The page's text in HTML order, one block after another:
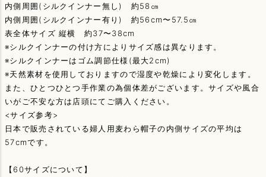
内側周囲(シルクインナー無し) 約58㎝
内側周囲(シルクインナー有り) 約56cm〜57.5㎝
表全体サイズ 縦横 約37〜38cm
※シルクインナーの付け方によりサイズ感は異なります。
※シルクインナーはゴム調節仕様(最大2cm)
※天然素材を使用しておりますので湿度や乾燥により変化します。
また、ひとつひとつ手作業の為個体差がございます。サイズや風合
いがご不安な方は店頭にてご購入ください。
<サイズ参考>
日本で販売されている婦人用麦わら帽子の内側サイズの平均は
57cmです。
【60サイズについて】